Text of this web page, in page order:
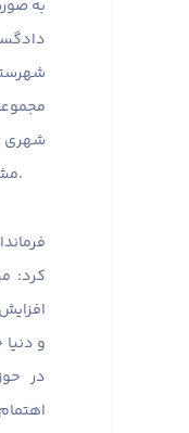
به
مشکلات مردم، تقدیر شود.
کرد:
و
در